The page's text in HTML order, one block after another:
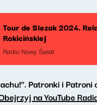
Tour de Slezak 2024.
Rokicińskiej
Radio Nowy Świat
Patronki i Patroni
na YouTube